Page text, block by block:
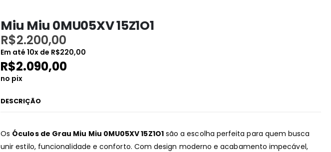
Miu Miu 0MU05XV 15Z1O1
R$2.200,00
Em até 10x de R$220,00
R$2.090,00
no pix
DESCRIÇÃO
Os Óculos de Grau Miu Miu 0MU05XV 15Z1O1são a escolha perfeita para quem busca
unir estilo, funcionalidade e conforto. Com design moderno e acabamento impecável,